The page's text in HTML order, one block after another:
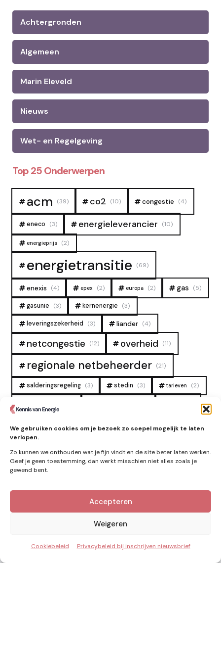
We gebruiken cookies om je bezoek zo soepel mogelijk te laten
verlopen.
Zo kunnen we onthouden wat je fijn vindt en de site beter laten werken.
Geef je geen toestemming, dan werkt misschien niet alles zoals je
gewend bent.
Accepteren
Weigeren
Cookiebeleid Privacybeleid bij inschrijven nieuwsbrief
Achtergronden
Algemeen
Marin Eleveld
Nieuws
Wet- en Regelgeving
Top 25 Onderwerpen
acm (39) co2 (10) congestie (4)
eneco (3) energieleverancier (10)
energieprijs (2)
energietransitie (69)
enexis (4) epex (2) europa (2) gas (5)
gasunie (3) kernenergie (3)
leveringszekerheid (3) liander (4)
netcongestie (12) overheid (11)
regionale netbeheerder (21)
salderingsregeling (3) stedin (3) tarieven (2)
tennet
zonne-energie (9)
Kennis van Energie in je mailbox?
Abonner op nieuwe artikelen.